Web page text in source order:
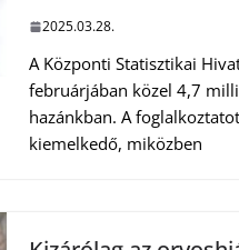
2025.03.28.
A Központi Statisztikai
februárjában közel 4,7
hazánkban. A
kiemelkedő, miközben